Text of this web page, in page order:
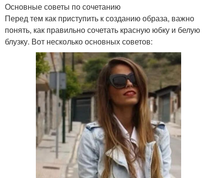
Основные советы по сочетанию
Перед тем как приступить к созданию образа, важно
понять, как правильно сочетать красную юбку и белую
блузку. Вот несколько основных советов: